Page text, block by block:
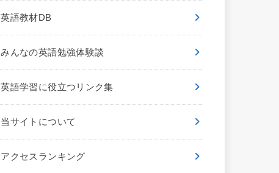
英語教材DB
みんなの英語勉強体験談
英語学習に役立つリンク集
当サイトについて
アクセスランキング